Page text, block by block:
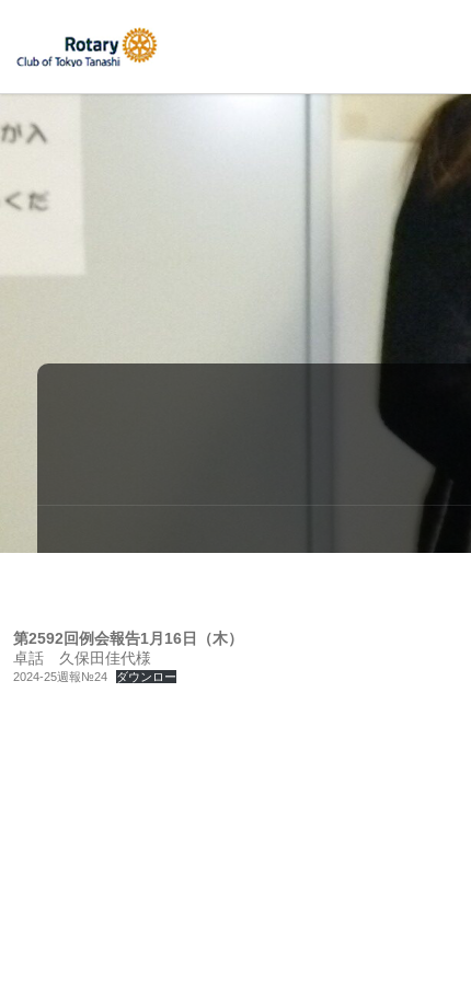
第2592回例会報告1月16日（木）
卓話 久保田佳代様
2024-25週報№24 ダウンロー